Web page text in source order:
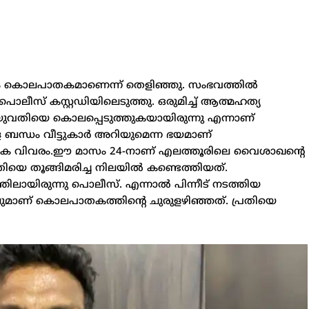
തെളിഞ്ഞു. സംഭവത്തിൽ
കസ്റ്റഡിയിലെടുത്തു. ഒരുമിച്ച് ആത്മഹത്യ
യുവതിയെ കൊലപ്പെടുത്തുകയായിരുന്നു എന്നാണ്
വീട്ടുകാർ അറിയുമെന്ന ഭയമാണ്
വിവരം.​ഈ മാസം 24-നാണ് എലത്തൂരിലെ വൈശാഖന്റെ
തൂങ്ങിമരിച്ച നിലയിൽ കണ്ടെത്തിയത്.
പൊലീസ്. എന്നാൽ പിന്നീട് നടത്തിയ
കൊലപാതകത്തിന്റെ ചുരുളഴിഞ്ഞത്. പ്രതിയെ